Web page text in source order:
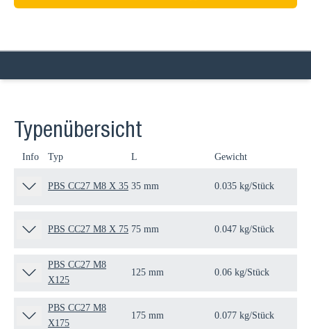
Typenübersicht
Info Typ L Gewicht
PBS CC27 M8 X 35 35 mm 0.035 kg/Stück
PBS CC27 M8 X 75 75 mm 0.047 kg/Stück
PBS CC27 M8
X125
125 mm 0.06 kg/Stück
PBS CC27 M8
X175
175 mm 0.077 kg/Stück